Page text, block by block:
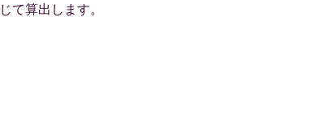
て算出します。